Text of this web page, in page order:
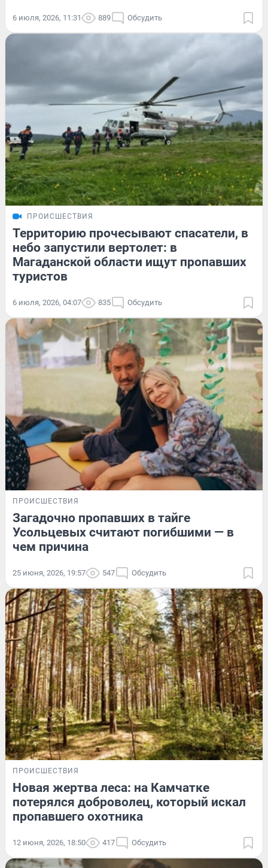
6 июля, 2026, 11:31 889 Обсудить
ПРОИСШЕСТВИЯ
Территорию прочесывают спасатели, в
небо запустили вертолет: в
Магаданской области ищут пропавших
туристов
6 июля, 2026, 04:07 835 Обсудить
ПРОИСШЕСТВИЯ
Загадочно пропавших в тайге
Усольцевых считают погибшими — в
чем причина
25 июня, 2026, 19:57 547 Обсудить
ПРОИСШЕСТВИЯ
Новая жертва леса: на Камчатке
потерялся доброволец, который искал
пропавшего охотника
12 июня, 2026, 18:50 417 Обсудить